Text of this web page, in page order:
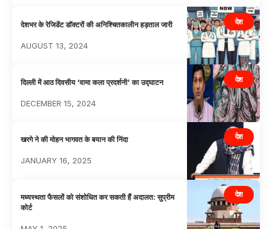
देश
देशभर के रेजिडेंट डाॅक्टरों की अनिश्चितकालीन हड़ताल जारी
AUGUST 13, 2024
देश
दिल्ली में आठ दिवसीय ‘वामा कला प्रदर्शनी’ का उद्घाटन
DECEMBER 15, 2024
देश
खरगे ने की मोहन भागवत के बयान की निंदा
JANUARY 16, 2025
देश
मध्यस्थता फैसलों को संशोधित कर सकती हैं अदालत: सुप्रीम
कोर्ट